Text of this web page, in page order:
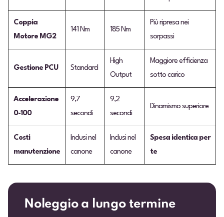
Coppia
Motore MG2
141 Nm 185 Nm
Più ripresa nei
sorpassi
Gestione PCU Standard
High
Output
Maggiore efficienza
sotto carico
Accelerazione
0-100
9,7
secondi
9,2
secondi
Dinamismo superiore
Costi
manutenzione
Inclusi nel
canone
Inclusi nel
canone
Spesa identica per
te
Noleggio a lungo termine